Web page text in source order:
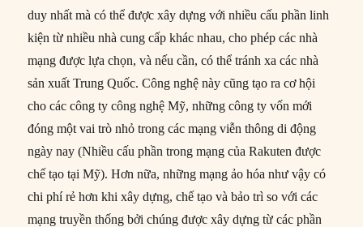
duy nhất mà có thể được xây dựng với nhiều cấu phần linh
kiện từ nhiều nhà cung cấp khác nhau, cho phép các nhà
mạng được lựa chọn, và nếu cần, có thể tránh xa các nhà
sản xuất Trung Quốc. Công nghệ này cũng tạo ra cơ hội
cho các công ty công nghệ Mỹ, những công ty vốn mới
đóng một vai trò nhỏ trong các mạng viễn thông di động
ngày nay (Nhiều cấu phần trong mạng của Rakuten được
chế tạo tại Mỹ). Hơn nữa, những mạng ảo hóa như vậy có
chi phí rẻ hơn khi xây dựng, chế tạo và bảo trì so với các
mạng truyền thống bởi chúng được xây dựng từ các phần